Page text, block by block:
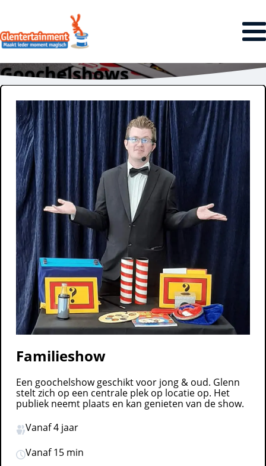
Goochelshows
Familieshow
Een goochelshow geschikt voor jong & oud. Glenn
stelt zich op een centrale plek op locatie op. Het
publiek neemt plaats en kan genieten van de show.
Vanaf 4 jaar
Vanaf 15 min